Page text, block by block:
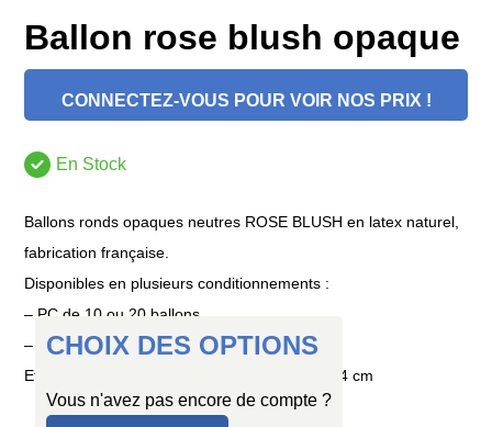
Ballon rose blush opaque
CONNECTEZ-VOUS POUR VOIR NOS PRIX !
En Stock
Ballons ronds opaques neutres ROSE BLUSH en latex naturel,
fabrication française.
Disponibles en plusieurs conditionnements :
– PC de 10 ou 20 ballons
– SAC de 50 ou 100 ballons
Et en plusieurs tailles : Ø 25/29 cm ou Ø 30/34 cm
CHOIX DES OPTIONS
Vous n'avez pas encore de compte ?